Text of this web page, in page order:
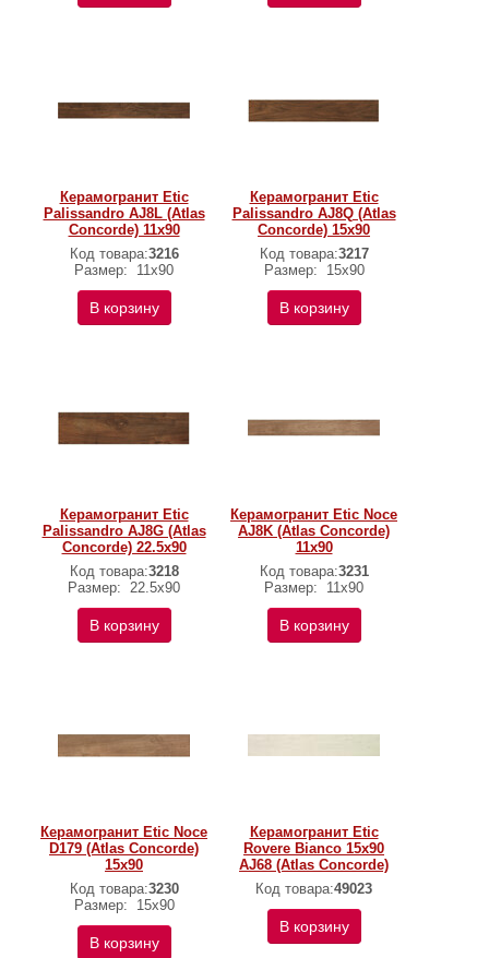
Керамогранит Etic
Palissandro AJ8L (Atlas
Concorde) 11х90
Код товара:3216
Размер:
11x90
В корзину
Керамогранит Etic
Palissandro AJ8Q (Atlas
Concorde) 15х90
Код товара:3217
Размер:
15x90
В корзину
Керамогранит Etic
Palissandro AJ8G (Atlas
Concorde) 22.5x90
Код товара:3218
Размер: 22.5x90
В корзину
Керамогранит Etic Noce
AJ8K (Atlas Concorde)
11х90
Код товара:3231
Размер:
11х90
В корзину
Керамогранит Etic Noce
D179 (Atlas Concorde)
15х90
Код товара:3230
Размер:
15х90
В корзину
Керамогранит Etic
Rovere Bianco 15x90
AJ68 (Atlas Concorde)
Код товара:49023
В корзину